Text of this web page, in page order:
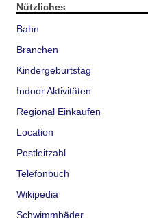
Nützliches
Bahn
Branchen
Kindergeburtstag
Indoor Aktivitäten
Regional Einkaufen
Location
Postleitzahl
Telefonbuch
Wikipedia
Schwimmbäder